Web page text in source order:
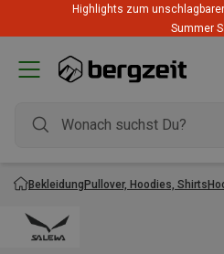
Highlights zum
Summer
BekleidungPullover, Hoodies, Shirts